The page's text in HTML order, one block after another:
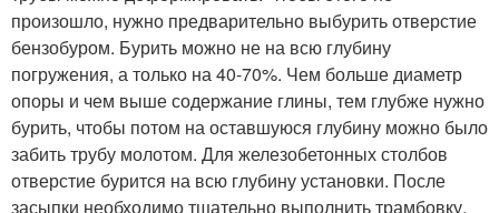
произошло, нужно предварительно выбурить отверстие
бензобуром. Бурить можно не на всю глубину
погружения, а только на 40-70%. Чем больше диаметр
опоры и чем выше содержание глины, тем глубже нужно
бурить, чтобы потом на оставшуюся глубину можно было
забить трубу молотом. Для железобетонных столбов
отверстие бурится на всю глубину установки. После
засыпки необходимо тщательно выполнить трамбовку.